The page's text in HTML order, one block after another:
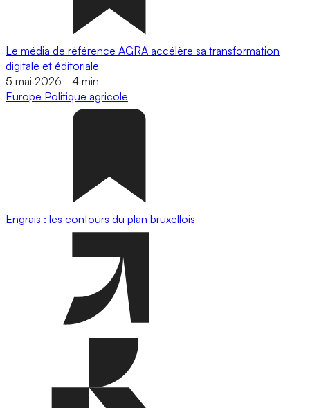
Le média de référence AGRA accélère sa transformation
digitale et éditoriale
5 mai 2026 - 4 min
Europe Politique agricole
Engrais : les contours du plan bruxellois